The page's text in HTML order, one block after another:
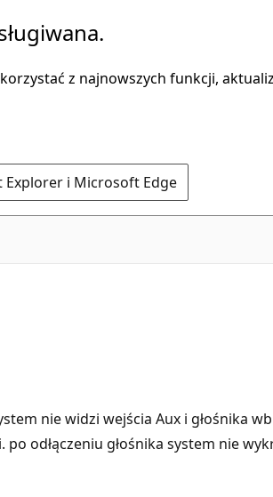
z najnowszych funkcji,
i Microsoft Edge
nie widzi wejścia Aux i głośnika
odłączeniu głośnika system nie